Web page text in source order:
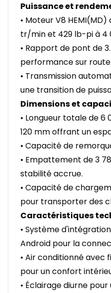
Puissance et
• Moteur V8
tr/min et 429 lb-pi à 4
• Rapport de pont de
performance sur route.
• Transmission
une transition de
Dimensions et
• Longueur totale de
120 mm offrant un
• Capacité de
• Empattement de 3
stabilité accrue.
• Capacité de
pour transporter des
Caractéristiques
• Système
Android pour la
• Air conditionné avec
pour un confort
• Éclairage diurne